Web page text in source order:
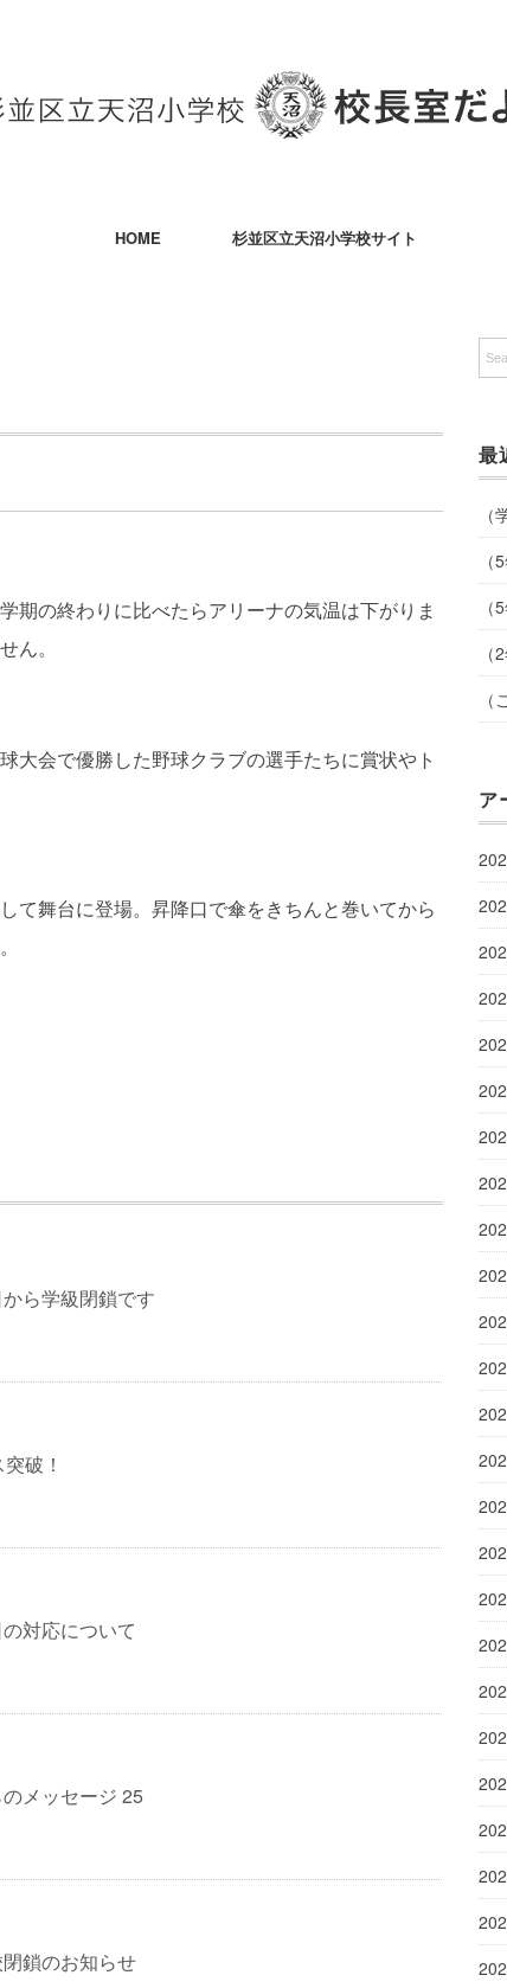
HOME 杉並区立天沼小学校サイト
期の終わりに比べたらアリーナの気温は下がりま
ん。
大会で優勝した野球クラブの選手たちに賞状やト
て舞台に登場。昇降口で傘をきちんと巻いてから
ら学級閉鎖です
破！
の対応について
メッセージ 25
閉鎖のお知らせ
最
ア